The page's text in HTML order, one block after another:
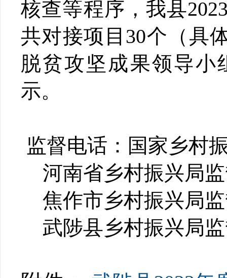
核查等程序，我县
共对接项目 30个（具
脱贫攻坚成果领导小
示。
监督电话：国家乡村
河南省乡村振兴局
焦作市乡村振兴局
武陟县乡村振兴局